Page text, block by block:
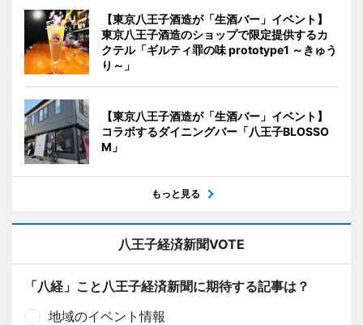
【東京八王子酒造が「生酒バー」イベント】
東京八王子酒造のショップで限定提供するカ
クテル「ギルティ罪の味 prototype1 ～きゅう
り～」
【東京八王子酒造が「生酒バー」イベント】
コラボするダイニングバー「八王子BLOSSO
M」
もっと見る
八王子経済新聞VOTE
「八経」こと八王子経済新聞に期待する記事は？
地域のイベント情報